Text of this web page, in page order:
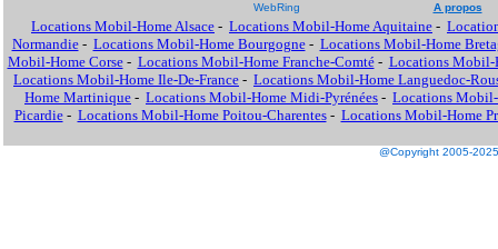
WebRing A propos
Locations Mobil-Home Alsace - Locations Mobil-Home Aquitaine -
Normandie- Locations Mobil-Home Bourgogne- Locations Mobil-Home
Mobil-Home Corse- Locations Mobil-Home Franche-Comté- Locations Mobil-
Locations Mobil-Home Ile-De-France - Locations Mobil-Home Languedoc-
Home Martinique - Locations Mobil-Home Midi-Pyrénées - Locations Mobil-
Picardie- Locations Mobil-Home Poitou-Charentes- Locations Mobil-Home
@Copyright 2005-